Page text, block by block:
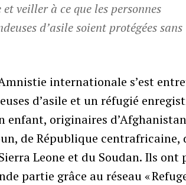
veiller à ce que les personnes
d’asile soient protégées sans
internationale s’est
d’asile et un réfugié
enfant, originaires
de République centrafricaine,
Leone et du Soudan. Ils ont
partie grâce au réseau «